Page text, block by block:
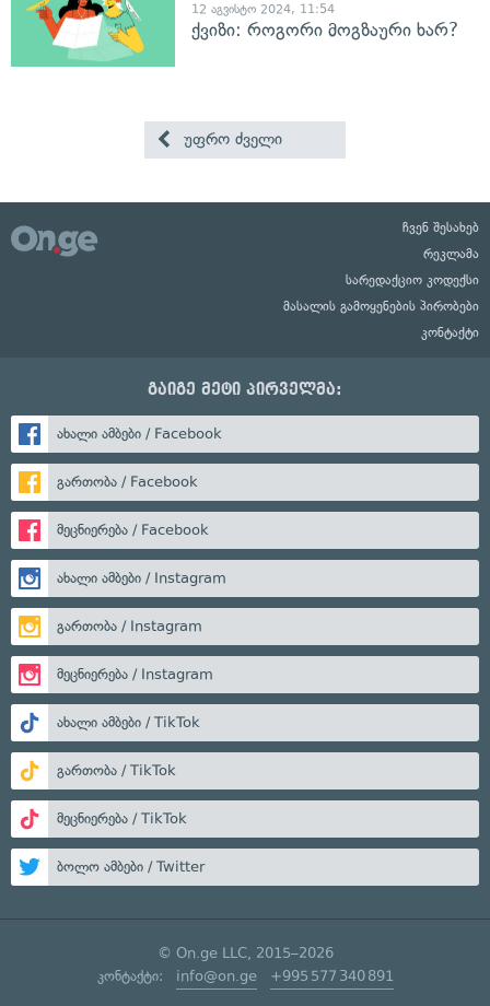
12 აგვისტო 2024, 11:54
ქვიზი: როგორი მოგზაური ხარ?
უფრო ძველი
ჩვენ შესახებ
რეკლამა
სარედაქციო კოდექსი
მასალის გამოყენების პირობები
კონტაქტი
გაიგე მეტი პირველმა:
ახალი ამბები / Facebook
გართობა / Facebook
მეცნიერება / Facebook
ახალი ამბები / Instagram
გართობა / Instagram
მეცნიერება / Instagram
ახალი ამბები / TikTok
გართობა / TikTok
მეცნიერება / TikTok
ბოლო ამბები / Twitter
© On.ge LLC, 2015–2026
კონტაქტი: info@on.ge +995 577 340 891